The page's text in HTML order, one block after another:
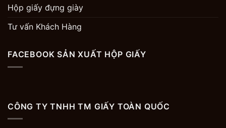
Hộp giấy đựng giày
Tư vấn Khách Hàng
FACEBOOK SẢN XUẤT HỘP GIẤY
CÔNG TY TNHH TM GIẤY TOÀN QUỐC